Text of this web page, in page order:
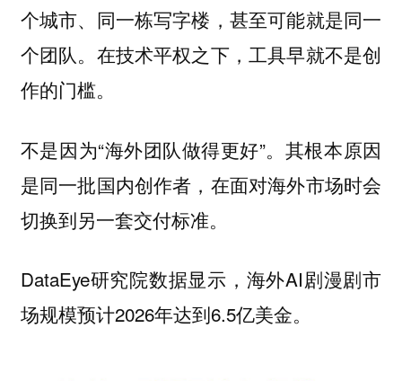
个城市、同一栋写字楼，甚至可能就是同一
个团队。在技术平权之下，工具早就不是创
作的门槛。
不是因为“海外团队做得更好”。其根本原因
是同一批国内创作者，在面对海外市场时会
切换到另一套交付标准。
DataEye研究院数据显示，海外AI剧漫剧市
场规模预计2026年达到6.5亿美金。